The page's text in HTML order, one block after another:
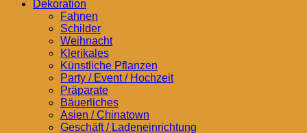
Dekoration
Fahnen
Schilder
Weihnacht
Klerikales
Künstliche Pflanzen
Party / Event / Hochzeit
Präparate
Bäuerliches
Asien / Chinatown
Geschäft / Ladeneinrichtung